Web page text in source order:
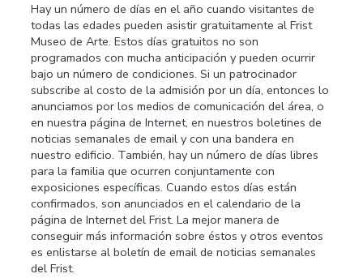
Hay un número de días en el año cuando visitantes de
todas las edades pueden asistir gratuitamente al Frist
Museo de Arte. Estos días gratuitos no son
programados con mucha anticipación y pueden ocurrir
bajo un número de condiciones. Si un patrocinador
subscribe al costo de la admisión por un día, entonces lo
anunciamos por los medios de comunicación del área, o
en nuestra página de Internet, en nuestros boletines de
noticias semanales de email y con una bandera en
nuestro edificio. También, hay un número de días libres
para la familia que ocurren conjuntamente con
exposiciones específicas. Cuando estos días están
confirmados, son anunciados en el calendario de la
página de Internet del Frist. La mejor manera de
conseguir más información sobre éstos y otros eventos
es enlistarse al boletín de email de noticias semanales
del Frist.